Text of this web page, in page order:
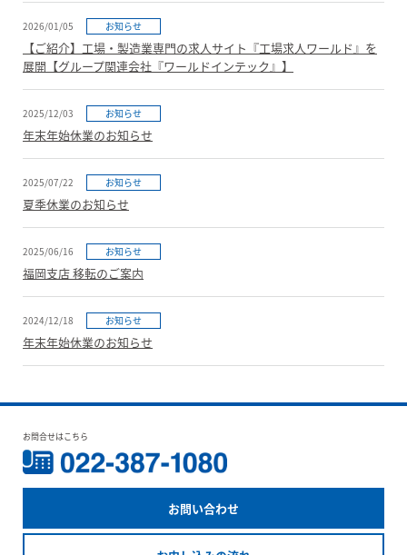
2026/01/05 お知らせ
【ご紹介】工場・製造業専門の求人サイト『工場求人ワールド』を
展開【グループ関連会社『ワールドインテック』】
2025/12/03 お知らせ
年末年始休業のお知らせ
2025/07/22 お知らせ
夏季休業のお知らせ
2025/06/16 お知らせ
福岡支店 移転のご案内
2024/12/18 お知らせ
年末年始休業のお知らせ
お問合せはこちら
お問い合わせ